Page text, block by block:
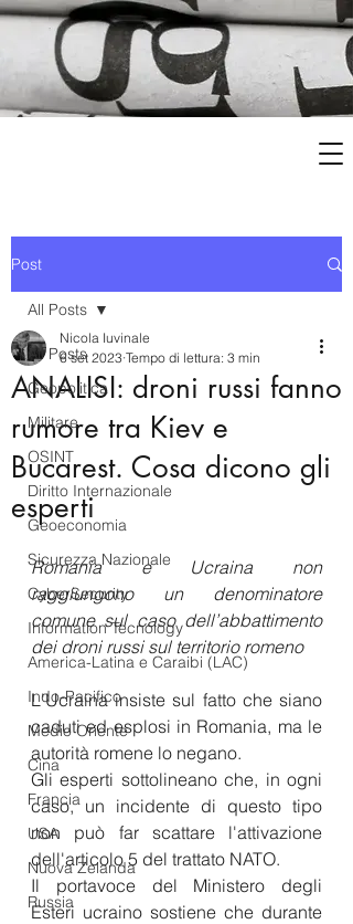
Post
All Posts
Geopolitica
Militare
OSINT
Diritto Internazionale
Geoeconomia
Sicurezza Nazionale
CyberSecurity
Information Tecnology
America-Latina e Caraibi (LAC)
Indo-Pacifico
Medio Oriente
Cina
Francia
USA
Nuova Zelanda
Russia
All Posts
ANALISI: droni russi fanno
rumore tra Kiev e
Bucarest. Cosa dicono gli
esperti
Nicola Iuvinale
6 set 2023 Tempo di lettura: 3 min
Romania e Ucraina non
raggiungono un denominatore
comune sul caso dell’abbattimento
dei droni russi sul territorio romeno
L'Ucraina insiste sul fatto che siano
caduti ed esplosi in Romania, ma le
autorità romene lo negano.
Gli esperti sottolineano che, in ogni
caso, un incidente di questo tipo
non può far scattare l'attivazione
dell'articolo 5 del trattato NATO.
Il portavoce del Ministero degli
Esteri ucraino sostiene che durante